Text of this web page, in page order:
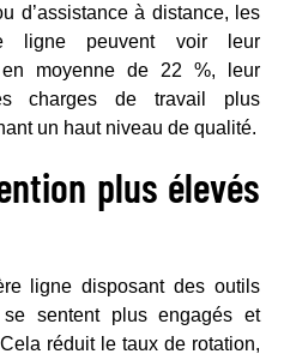
d’assistance à distance, les
ligne peuvent voir leur
en moyenne de 22 %, leur
charges de travail plus
un haut niveau de qualité.
plus élevés
ligne disposant des outils
sentent plus engagés et
réduit le taux de rotation,